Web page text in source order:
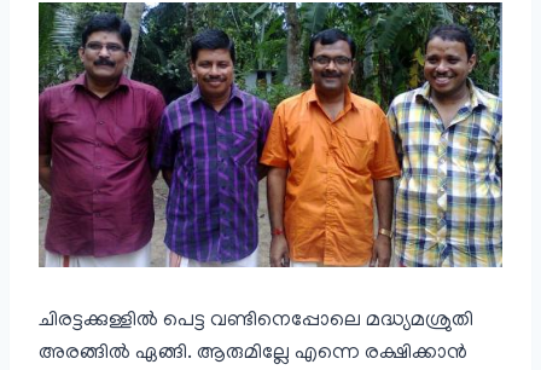
ചിരട്ടക്കുള്ളിൽ പെട്ട വണ്ടിനെപ്പോലെ മദ്ധ്യമശ്രുതി
അരങ്ങിൽ ഏങ്ങി. ആരുമില്ലേ എന്നെ രക്ഷിക്കാൻ